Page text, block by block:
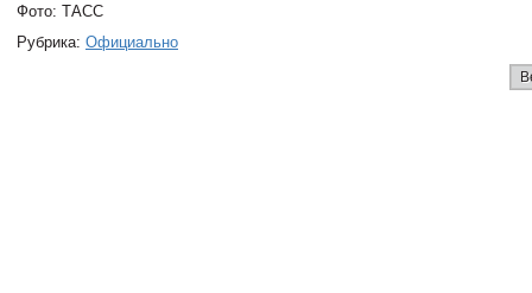
Фото: ТАСС
Рубрика: Официально